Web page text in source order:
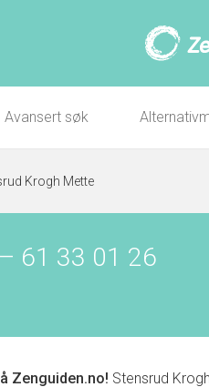
Avansert søk
Krogh Mette
– 61 33 01 26
Zenguiden.no! Stensrud